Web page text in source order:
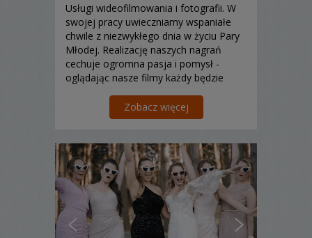
Usługi wideofilmowania i fotografii. W
swojej pracy uwieczniamy wspaniałe
chwile z niezwykłego dnia w życiu Pary
Młodej. Realizację naszych nagrań
cechuje ogromna pasja i pomysł -
oglądając nasze filmy każdy będzie
korzystał z wehikułu czasu!
Zobacz więcej